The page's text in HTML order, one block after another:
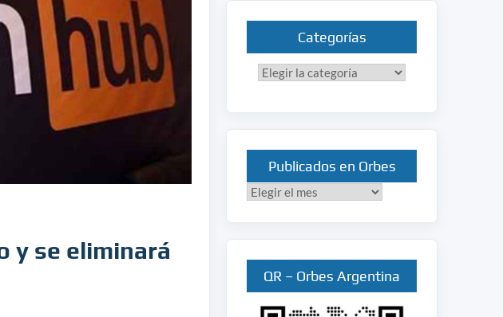
y se eliminará
Categorías
Categorías
Publicados en Orbes
Publicados
QR – Orbes Argentina